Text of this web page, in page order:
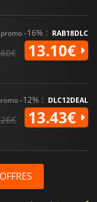
-16% : RAB18DLC
13.10€
-12% : DLC12DEAL
13.43€